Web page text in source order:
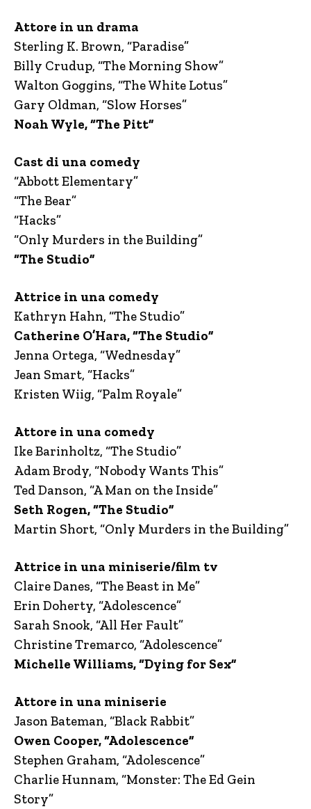
Attore in un drama
Sterling K. Brown, “Paradise”
Billy Crudup, “The Morning Show”
Walton Goggins, “The White Lotus”
Gary Oldman, “Slow Horses”
Noah Wyle, “The Pitt”
Cast di una comedy
“Abbott Elementary”
“The Bear”
“Hacks”
“Only Murders in the Building”
“The Studio”
Attrice in una comedy
Kathryn Hahn, “The Studio”
Catherine O’Hara, “The Studio”
Jenna Ortega, “Wednesday”
Jean Smart, “Hacks”
Kristen Wiig, “Palm Royale”
Attore in una comedy
Ike Barinholtz, “The Studio”
Adam Brody, “Nobody Wants This”
Ted Danson, “A Man on the Inside”
Seth Rogen, “The Studio”
Martin Short, “Only Murders in the Building”
Attrice in una miniserie/film tv
Claire Danes, “The Beast in Me”
Erin Doherty, “Adolescence”
Sarah Snook, “All Her Fault”
Christine Tremarco, “Adolescence”
Michelle Williams, “Dying for Sex”
Attore in una miniserie
Jason Bateman, “Black Rabbit”
Owen Cooper, “Adolescence”
Stephen Graham, “Adolescence”
Charlie Hunnam, “Monster: The Ed Gein
Story”